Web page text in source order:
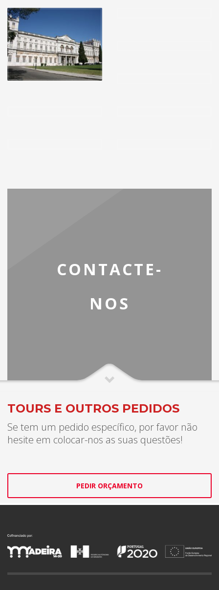
CONTACTE-
NOS
TOURS E OUTROS PEDIDOS
Se tem um pedido específico, por favor não
hesite em colocar-nos as suas questões!
PEDIR ORÇAMENTO